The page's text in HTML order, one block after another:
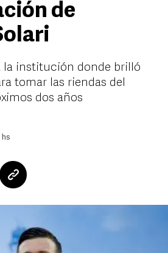
de
la institución donde brilló
tomar las riendas del
dos años
hs